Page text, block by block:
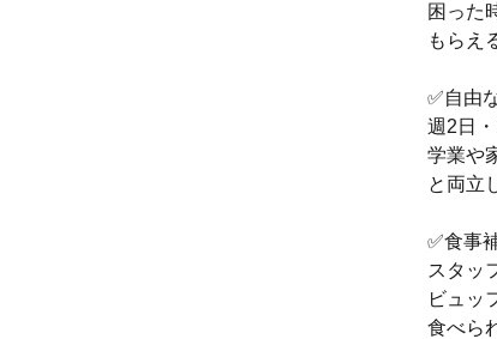
困った
もらえ
✅️自由
週2日
学業や
と両立
✅️食事
スタッ
ビュッ
食べら